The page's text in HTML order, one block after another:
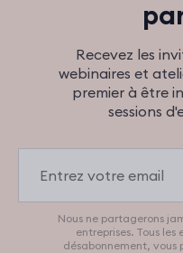
Recevez les
webinaires et
premier à être
sessions
Nous ne partagerons
entreprises. Tous
désabonnement, vous